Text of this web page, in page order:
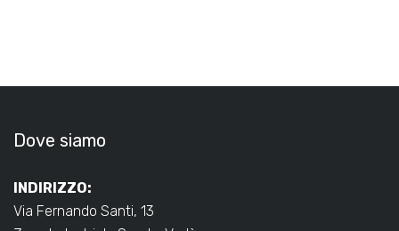
Dove siamo
INDIRIZZO:
Via Fernando Santi, 13